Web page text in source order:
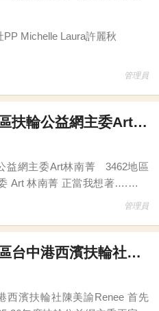
PP Michelle Laura許麗秋
管理員
輪公益網主委Art林南菁
主委Art林南菁 3462地區
正當我想著….，花
溪的洪災！我們能為災民做些什
鼓舞的告知我。他爭取到1000
機會，公益網團隊們即刻召開
式的義賣女鞋活動，團隊們竟
管理員
港西濱扶輪社陳美諭Renee
濱扶輪社陳美諭Renee 首先